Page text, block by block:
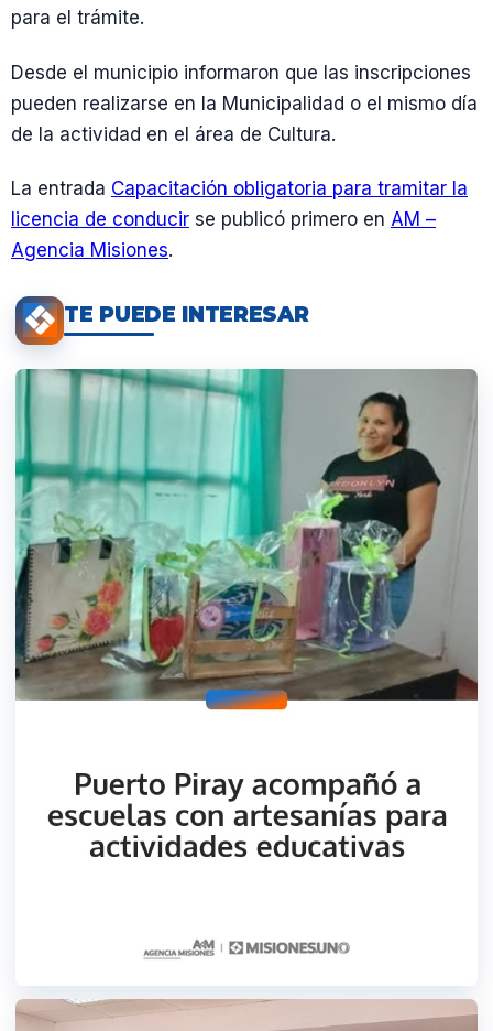
para el trámite.
Desde el municipio informaron que las inscripciones
pueden realizarse en la Municipalidad o el mismo día
de la actividad en el área de Cultura.
La entrada Capacitación obligatoria para tramitar la
licencia de conducir se publicó primero en AM –
Agencia Misiones.
TE PUEDE INTERESAR